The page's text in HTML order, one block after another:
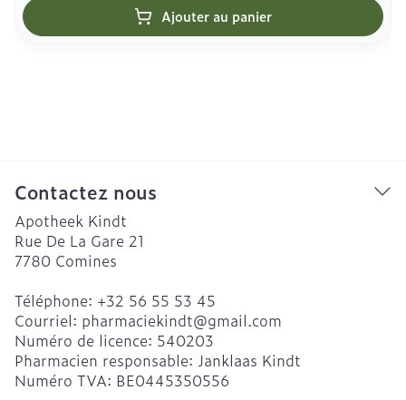
Ajouter au panier
Contactez nous
Apotheek Kindt
Rue De La Gare 21
7780 Comines
Téléphone: +32 56 55 53 45
Courriel: pharmaciekindt@gmail.com
Numéro de licence: 540203
Pharmacien responsable: Janklaas Kindt
Numéro TVA: BE0445350556